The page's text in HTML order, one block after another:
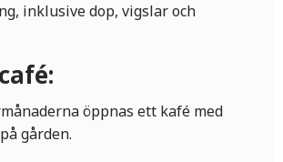
inklusive dop, vigslar och
öppnas ett kafé med
gården.